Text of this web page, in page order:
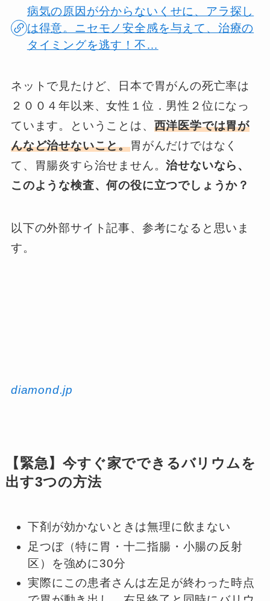
病気の原因が分からないくせに、アラ探し
は得意。ニセモノ安全感を与えて、治療の
タイミングを逃す！不…
ネットで見たけど、日本で胃がんの死亡率は
２００４年以来、女性１位．男性２位になっ
ています。ということは、 西洋医学では胃が
んなど治せないこと。胃がんだけではなく
て、胃腸炎すら治せません。治せないなら、
このような検査、何の役に立つでしょうか？
以下の外部サイト記事、参考になると思いま
す。
diamond.jp
【緊急】今すぐ家でできるバリウムを
出す3つの方法
下剤が効かないときは無理に飲まない
足つぼ（特に胃・十二指腸・小腸の反射
区）を強めに30分
実際にこの患者さんは左足が終わった時点